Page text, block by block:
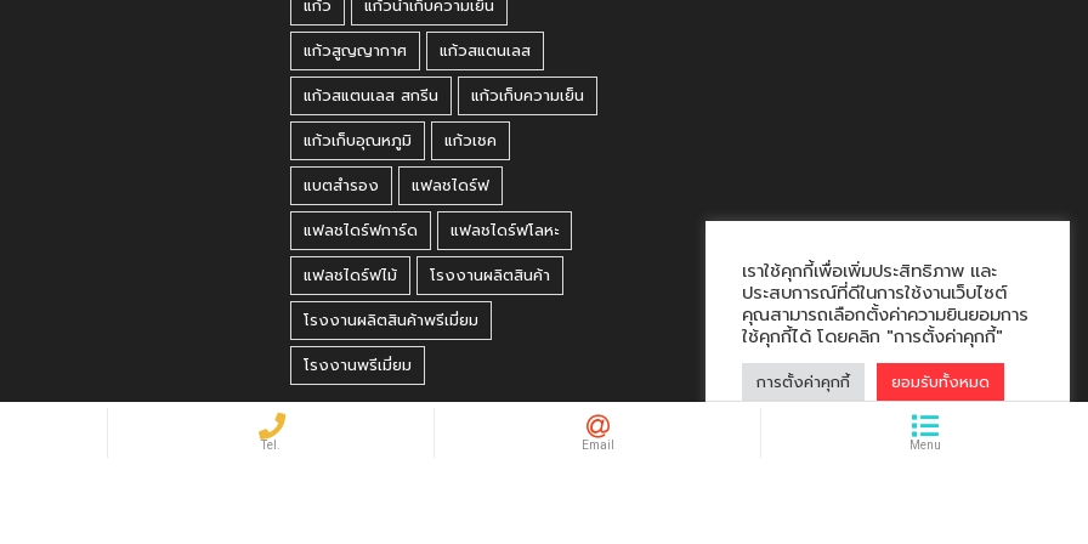
แก้ว
แก้วน้ำเก็บความเย็น
แก้วสูญญากาศ
แก้วสแตนเลส
แก้วสแตนเลส สกรีน
แก้วเก็บความเย็น
แก้วเก็บอุณหภูมิ
แก้วเชค
แบตสำรอง
แฟลชไดร์ฟ
แฟลชไดร์ฟการ์ด
แฟลชไดร์ฟโลหะ
แฟลชไดร์ฟไม้
โรงงานผลิตสินค้า
โรงงานผลิตสินค้าพรีเมี่ยม
โรงงานพรีเมี่ยม
เราใช้คุกกี้เพื่อเพิ่มประสิทธิภาพ และ
ประสบการณ์ที่ดีในการใช้งานเว็บไซต์
คุณสามารถเลือกตั้งค่าความยินยอมการ
ใช้คุกกี้ได้ โดยคลิก "การตั้งค่าคุกกี้"
การตั้งค่าคุกกี้ ยอมรับทั้งหมด